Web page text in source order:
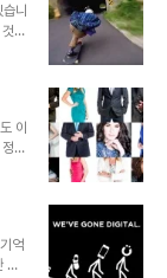
니
이
.
이
서
배
이
도
고
소
억
몸